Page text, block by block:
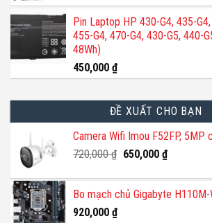
Pin Laptop HP 430-G4, 435-
455-G4, 470-G4, 430-G5, 440-
48Wh)
450,000 ₫
ĐỀ XUẤT CHO BẠN
Camera Wifi Imou F52FP, 5MP
720,000₫ Giá
là:
720,000 ₫.
650,000 ₫Giá
tại
là:
Bo mạch chủ Gigabyte H110M-
920,000 ₫